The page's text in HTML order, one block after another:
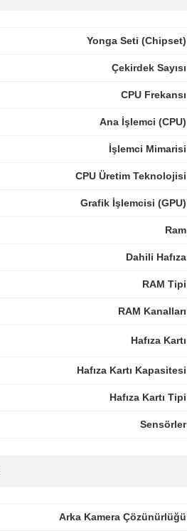
Yonga Seti (Chipset)
Çekirdek Sayısı
CPU Frekansı
Ana İşlemci (CPU)
İşlemci Mimarisi
CPU Üretim Teknolojisi
Grafik İşlemcisi (GPU)
Ram
Dahili Hafıza
RAM Tipi
RAM Kanalları
Hafıza Kartı
Hafıza Kartı Kapasitesi
Hafıza Kartı Tipi
Sensörler
Arka Kamera Çözünürlüğü